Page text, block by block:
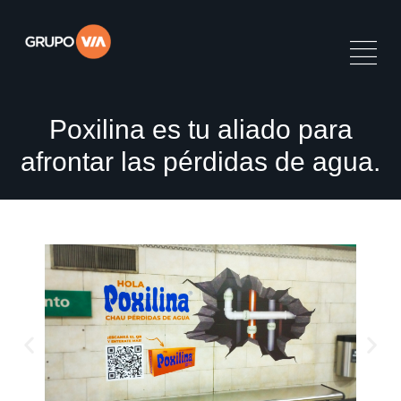
Poxilina es tu aliado para
afrontar las pérdidas de agua.